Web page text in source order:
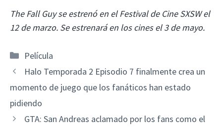
The Fall Guy se estrenó en el Festival de Cine SXSW el
12 de marzo. Se estrenará en los cines el 3 de mayo.
Categorías
Película
Halo Temporada 2 Episodio 7 finalmente crea un
momento de juego que los fanáticos han estado
pidiendo
GTA: San Andreas aclamado por los fans como el